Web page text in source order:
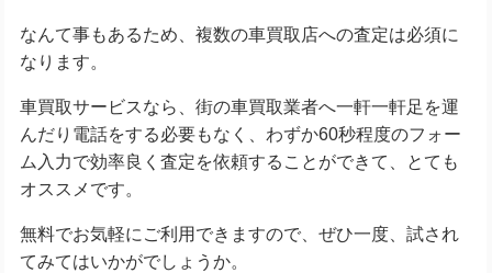
なんて事もあるため、複数の車買取店への査定は必須に
なります。
車買取サービスなら、街の車買取業者へ一軒一軒足を運
んだり電話をする必要もなく、わずか60秒程度のフォー
ム入力で効率良く査定を依頼することができて、とても
オススメです。
無料でお気軽にご利用できますので、ぜひ一度、試され
てみてはいかがでしょうか。